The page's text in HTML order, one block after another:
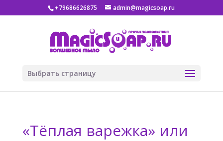
+79686626875 admin@magicsoap.ru
Выбрать страницу
«Тёплая варежка» или